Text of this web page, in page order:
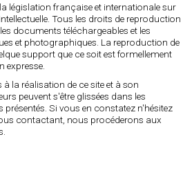
la législation française et internationale sur
Tous les droits de reproduction
documents téléchargeables et les
et photographiques. La reproduction de
support que ce soit est formellement
expresse.
la réalisation de ce site et à son
peuvent s'être glissées dans les
Si vous en constatez n'hésitez
contactant, nous procéderons aux